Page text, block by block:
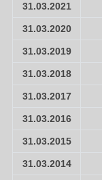
31.03.2021
31.03.2020
31.03.2019
31.03.2018
31.03.2017
31.03.2016
31.03.2015
31.03.2014